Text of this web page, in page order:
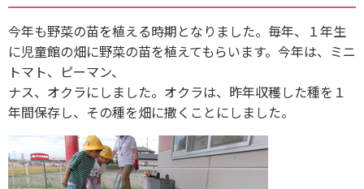
今年も野菜の苗を植える時期となりました。毎年、１年生
に児童館の畑に野菜の苗を植えてもらいます。今年は、ミニ
トマト、ピーマン、
ナス、オクラにしました。オクラは、昨年収穫した種を１
年間保存し、その種を畑に撒くことにしました。